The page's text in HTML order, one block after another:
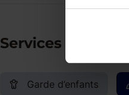
Services proposés
Garde d’enfants